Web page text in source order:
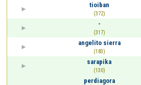
tioiban
(372)
-
(317)
angelito sierra
(183)
sarapika
(130)
perdiagora